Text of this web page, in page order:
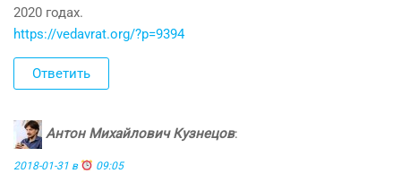
2020 годах.
https://vedavrat.org/?p=9394
Ответить
Антон Михайлович Кузнецов:
2018-01-31 в 09:05